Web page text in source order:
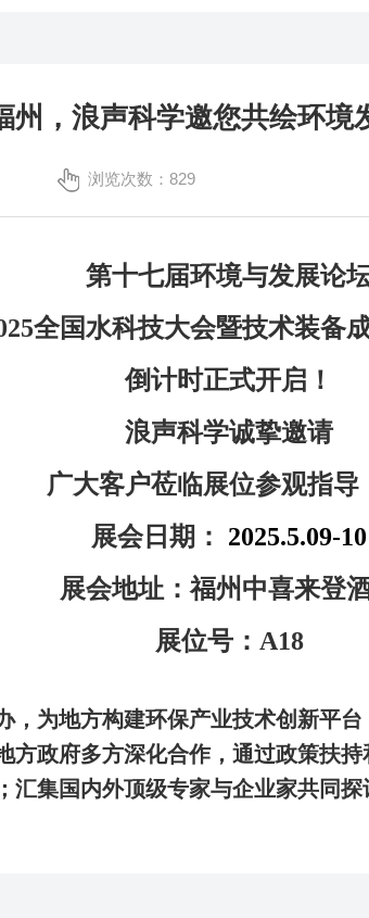
，浪声科学邀您共绘环境
浏览次数：829
第十七届环境与发展论
全国水科技大会暨技术装备
倒计时正式开启！
浪声科学诚挚邀请
广大客户莅临展位参观指导
展会日期：
2025.5.09-10
展会地址：福州中喜来登
展位号：A18
，为地方构建环保产业技术创新平
方政府多方深化合作，通过政策扶
汇集国内外顶级专家与企业家共同